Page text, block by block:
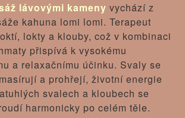
lávovými kameny vychází z
kahuna lomi lomi. Terapeut
lokty a klouby, což v kombinaci
přispívá k vysokému
a relaxačnímu účinku. Svaly se
a prohřejí, životní energie
svalech a kloubech se
harmonicky po celém těle.